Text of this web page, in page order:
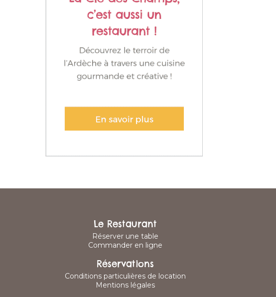
Le Restaurant
Réserver une table
Commander en ligne
Réservations
Conditions particulières de location
Mentions légales